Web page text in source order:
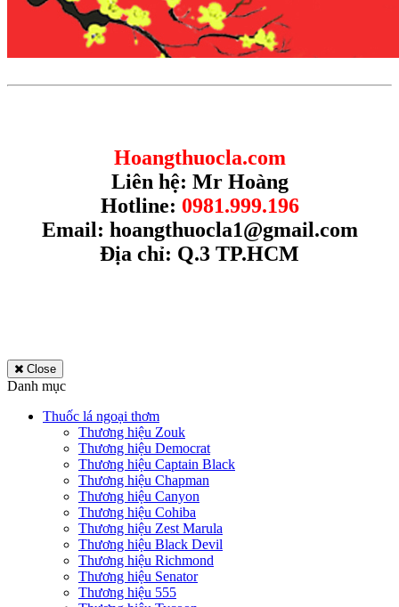
Hoangthuocla.com
Liên hệ: Mr Hoàng
Hotline: 0981.999.196
Email: hoangthuocla1@gmail.com
Địa chỉ: Q.3 TP.HCM
Close
Danh mục
Thuốc lá ngoại thơm
Thương hiệu Zouk
Thương hiệu Democrat
Thương hiệu Captain Black
Thương hiệu Chapman
Thương hiệu Canyon
Thương hiệu Cohiba
Thương hiệu Zest Marula
Thương hiệu Black Devil
Thương hiệu Richmond
Thương hiệu Senator
Thương hiệu 555